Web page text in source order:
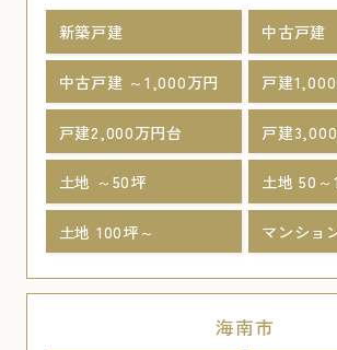
新築戸建 中古戸建
中古戸建 ～1,000万円 戸建
戸建2,000万円台 戸建
土地 ～50坪 土地 50
土地 100坪～ マンショ
海南市